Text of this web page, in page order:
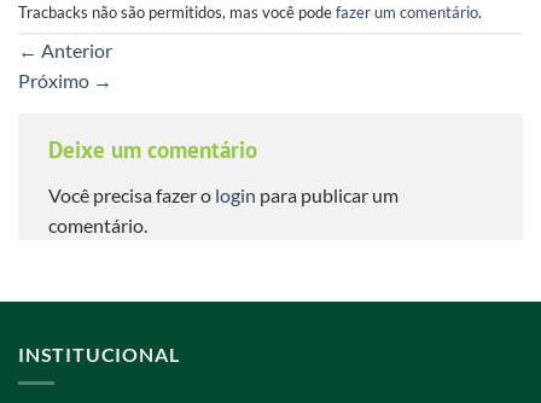
Tracbacks não são permitidos, mas você podefazer um comentário.
← Anterior
Próximo →
Deixe um comentário
Você precisa fazer o login para publicar um
comentário.
INSTITUCIONAL